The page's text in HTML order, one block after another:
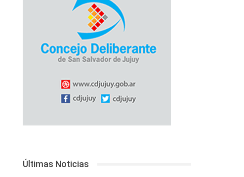
Últimas Noticias